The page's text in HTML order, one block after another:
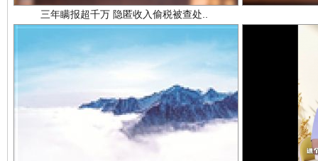
中国法院新闻网.
中国检察新闻网.
祁连巍巍树丰碑 高回